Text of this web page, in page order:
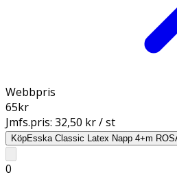
Webbpris
65kr
Jmfs.pris: 32,50 kr / st
KöpEsska Classic Latex Napp 4+m
0